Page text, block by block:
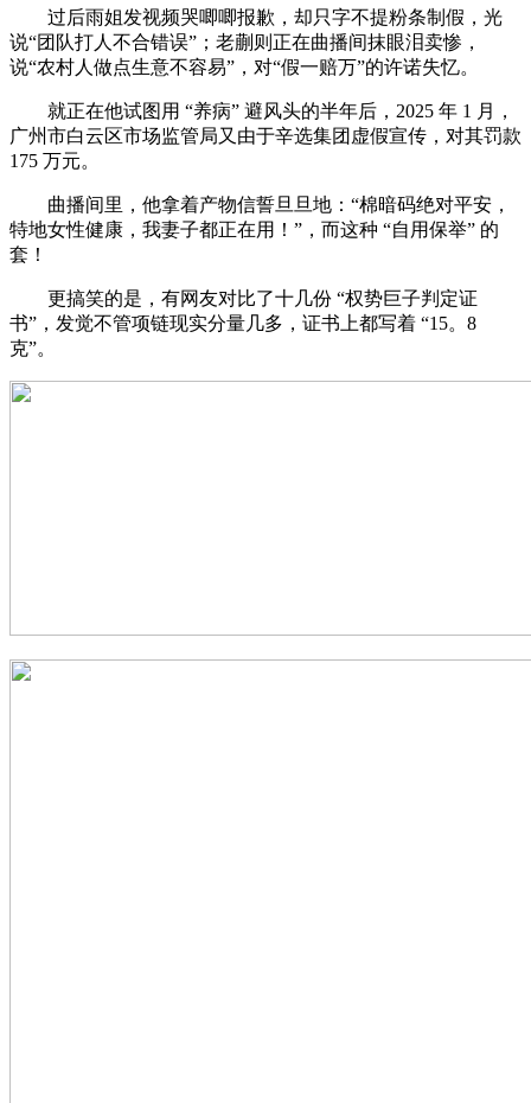
过后雨姐发视频哭唧唧报歉，却只字不提粉条制假，光
说“团队打人不合错误”；老蒯则正在曲播间抹眼泪卖惨，
说“农村人做点生意不容易”，对“假一赔万”的许诺失忆。
就正在他试图用 “养病” 避风头的半年后，2025 年 1 月，
广州市白云区市场监管局又由于辛选集团虚假宣传，对其罚款
175 万元。
曲播间里，他拿着产物信誓旦旦地：“棉暗码绝对平安，
特地女性健康，我妻子都正在用！”，而这种 “自用保举” 的
套！
更搞笑的是，有网友对比了十几份 “权势巨子判定证
书”，发觉不管项链现实分量几多，证书上都写着 “15。8
克”。